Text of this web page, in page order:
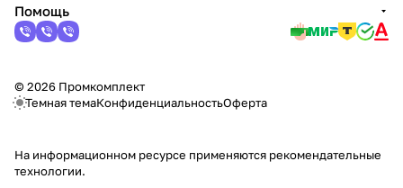
Помощь
© 2026 Промкомплект
Темная темаКонфиденциальностьОферта
На информационном ресурсе применяются рекомендательные
технологии.